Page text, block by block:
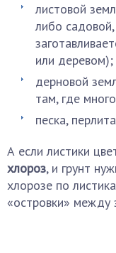
листовой
либо садовой,
или деревом);
дерновой
там, где
песка,
А если листики
хлороз, и грунт
хлорозе по
«островки» между